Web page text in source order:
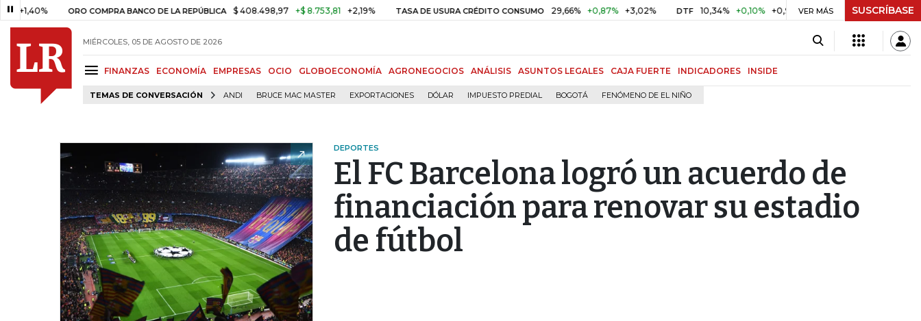
ORO COMPRA BANCO DE LA REPÚBLICA $ 408.498,97 +$ 8.753,81 +2,19% TASA DE USURA CRÉDITO CONSUMO 29,66% +0,87% +3,02% DTF 10,34% +0,10% +0,98% UVR $ 416,86 +$ 0,05 +0,01%
VER MÁS SUSCRÍBASE
MIÉRCOLES, 05 DE AGOSTO DE 2026
FINANZAS ECONOMÍA EMPRESAS OCIO GLOBOECONOMÍA AGRONEGOCIOS ANÁLISIS ASUNTOS LEGALES CAJA FUERTE INDICADORES INSIDE
TEMAS DE CONVERSACIÓN ANDI BRUCE MAC MASTER EXPORTACIONES DÓLAR IMPUESTO PREDIAL BOGOTÁ FENÓMENO DE EL NIÑO
DEPORTES
El FC Barcelona logró un acuerdo de
financiación para renovar su estadio
de fútbol